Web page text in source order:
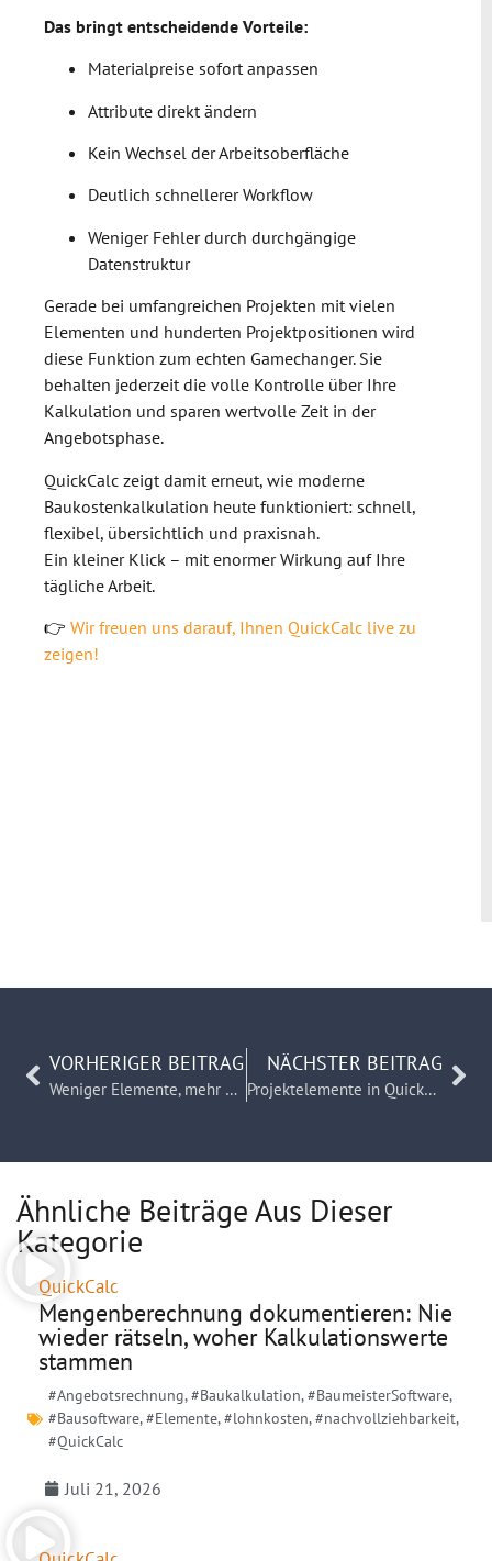
Das bringt entscheidende Vorteile:
Materialpreise sofort anpassen
Attribute direkt ändern
Kein Wechsel der Arbeitsoberfläche
Deutlich schnellerer Workflow
Weniger Fehler durch durchgängige
Datenstruktur
Gerade bei umfangreichen Projekten mit vielen
Elementen und hunderten Projektpositionen wird
diese Funktion zum echten Gamechanger. Sie
behalten jederzeit die volle Kontrolle über Ihre
Kalkulation und sparen wertvolle Zeit in der
Angebotsphase.
QuickCalc zeigt damit erneut, wie moderne
Baukostenkalkulation heute funktioniert: schnell,
flexibel, übersichtlich und praxisnah.
Ein kleiner Klick – mit enormer Wirkung auf Ihre
tägliche Arbeit.
👉 Wir freuen uns darauf, Ihnen QuickCalc live zu
zeigen!
VORHERIGER BEITRAG
Weniger Elemente, mehr Flexibilität: Variablen direkt im Elementnamen mit QuickCalc
NÄCHSTER BEITRAG
Projektelemente in QuickCalc einfach gruppieren und effizient arbeiten
Ähnliche Beiträge Aus Dieser
Kategorie
QuickCalc
Mengenberechnung dokumentieren: Nie
wieder rätseln, woher Kalkulationswerte
stammen
#Angebotsrechnung,#Baukalkulation,#BaumeisterSoftware,
#Bausoftware,#Elemente,#lohnkosten,#nachvollziehbarkeit,
#QuickCalc
Juli 21, 2026